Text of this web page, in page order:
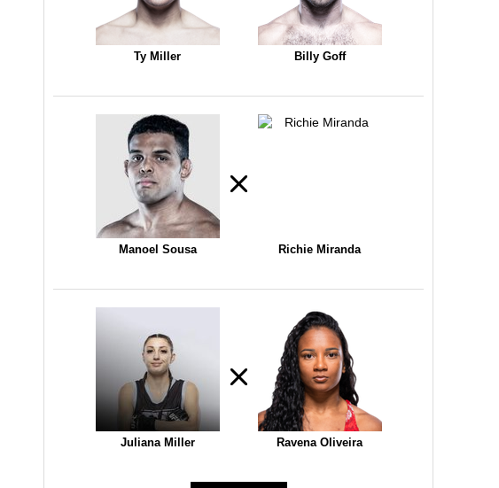
Ty Miller Billy Goff
Manoel Sousa Richie Miranda
Juliana Miller Ravena Oliveira